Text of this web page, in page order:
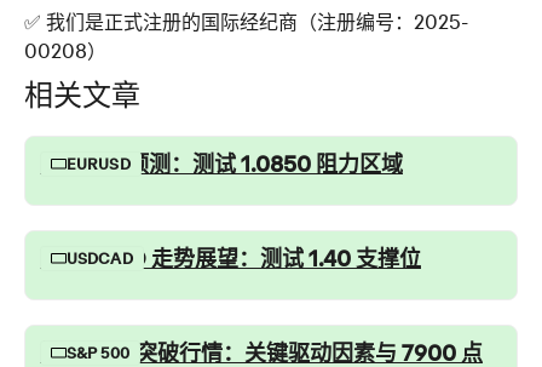
✅ 我们是正式注册的国际经纪商（注册编号：2025-
00208）
相关文章
EURUSD
欧美汇率预测：测试 1.0850 阻力区域
USDCAD
USD/CAD 走势展望：测试 1.40 支撑位
S&P 500
标普 500 突破行情：关键驱动因素与 7900 点